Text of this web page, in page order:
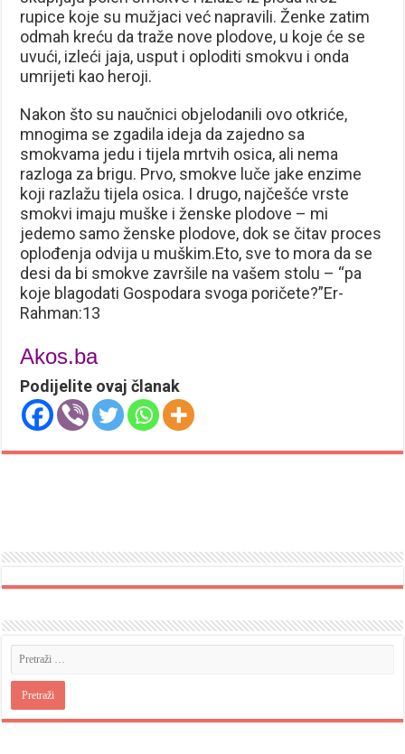
rupice koje su mužjaci već napravili. Ženke zatim
odmah kreću da traže nove plodove, u koje će se
uvući, izleći jaja, usput i oploditi smokvu i onda
umrijeti kao heroji.
Nakon što su naučnici objelodanili ovo otkriće,
mnogima se zgadila ideja da zajedno sa
smokvama jedu i tijela mrtvih osica, ali nema
razloga za brigu. Prvo, smokve luče jake enzime
koji razlažu tijela osica. I drugo, najčešće vrste
smokvi imaju muške i ženske plodove – mi
jedemo samo ženske plodove, dok se čitav proces
oplođenja odvija u muškim.Eto, sve to mora da se
desi da bi smokve završile na vašem stolu – “pa
koje blagodati Gospodara svoga poričete?”Er-
Rahman:13
Akos.ba
Podijelite ovaj članak